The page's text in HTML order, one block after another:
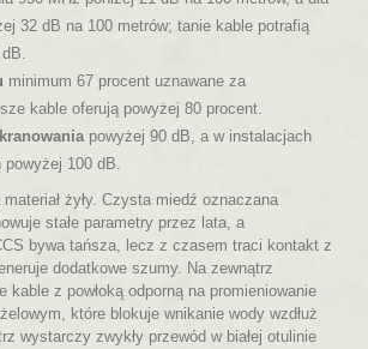
32 dB na 100 metrów; tanie kable potrafią
minimum 67 procent uznawane za
kable oferują powyżej 80 procent.
powyżej 90 dB, a w instalacjach
powyżej 100 dB.
żyły. Czysta miedź oznaczana
stałe parametry przez lata, a
bywa tańsza, lecz z czasem traci kontakt z
dodatkowe szumy. Na zewnątrz
kable z powłoką odporną na promieniowanie
które blokuje wnikanie wody wzdłuż
wystarczy zwykły przewód w białej otulinie